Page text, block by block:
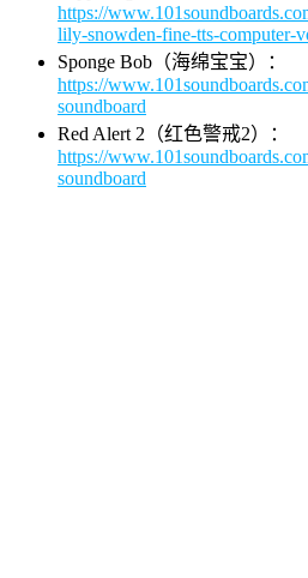
https://
lily-snowden-fine-tts-computer-
Sponge Bob（海绵宝宝）：
https://
soundboard
Red Alert 2（红色警戒2）：
https://
soundboard